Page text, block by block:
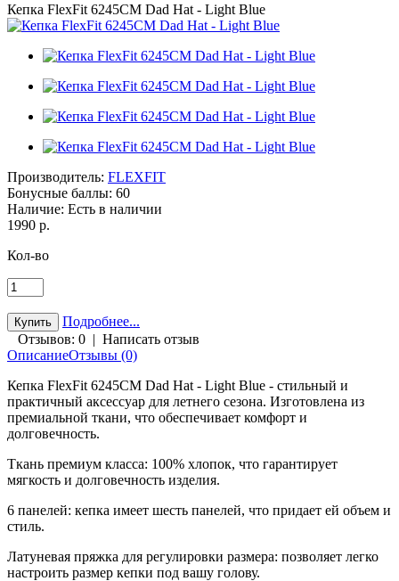
Кепка FlexFit 6245CM Dad Hat - Light Blue
Производитель: FLEXFIT
Бонусные баллы: 60
Наличие: Есть в наличии
1990 р.
Кол-во
Подробнее...
Отзывов: 0 | Написать отзыв
ОписаниеОтзывы (0)
Кепка FlexFit 6245CM Dad Hat - Light Blue - стильный и
практичный аксессуар для летнего сезона. Изготовлена из
премиальной ткани, что обеспечивает комфорт и
долговечность.
Ткань премиум класса: 100% хлопок, что гарантирует
мягкость и долговечность изделия.
6 панелей: кепка имеет шесть панелей, что придает ей объем и
стиль.
Латуневая пряжка для регулировки размера: позволяет легко
настроить размер кепки под вашу голову.